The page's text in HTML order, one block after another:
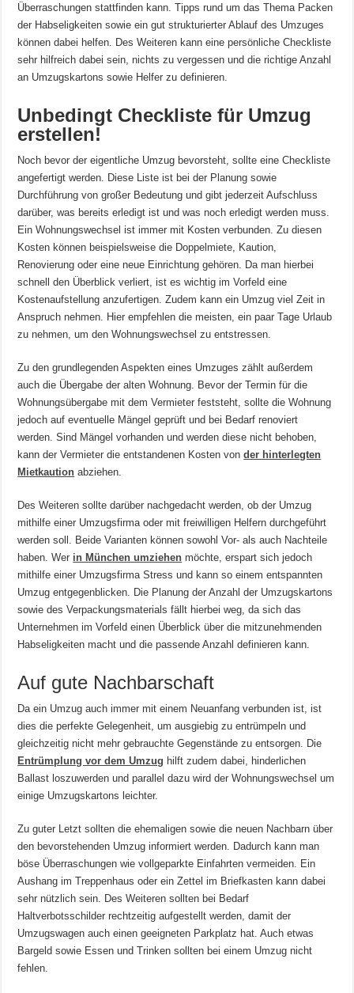
Überraschungen stattfinden kann. Tipps rund um das Thema Packen
der Habseligkeiten sowie ein gut strukturierter Ablauf des Umzuges
können dabei helfen. Des Weiteren kann eine persönliche Checkliste
sehr hilfreich dabei sein, nichts zu vergessen und die richtige Anzahl
an Umzugskartons sowie Helfer zu definieren.
Unbedingt Checkliste für Umzug
erstellen!
Noch bevor der eigentliche Umzug bevorsteht, sollte eine Checkliste
angefertigt werden. Diese Liste ist bei der Planung sowie
Durchführung von großer Bedeutung und gibt jederzeit Aufschluss
darüber, was bereits erledigt ist und was noch erledigt werden muss.
Ein Wohnungswechsel ist immer mit Kosten verbunden. Zu diesen
Kosten können beispielsweise die Doppelmiete, Kaution,
Renovierung oder eine neue Einrichtung gehören. Da man hierbei
schnell den Überblick verliert, ist es wichtig im Vorfeld eine
Kostenaufstellung anzufertigen. Zudem kann ein Umzug viel Zeit in
Anspruch nehmen. Hier empfehlen die meisten, ein paar Tage Urlaub
zu nehmen, um den Wohnungswechsel zu entstressen.
Zu den grundlegenden Aspekten eines Umzuges zählt außerdem
auch die Übergabe der alten Wohnung. Bevor der Termin für die
Wohnungsübergabe mit dem Vermieter feststeht, sollte die Wohnung
jedoch auf eventuelle Mängel geprüft und bei Bedarf renoviert
werden. Sind Mängel vorhanden und werden diese nicht behoben,
kann der Vermieter die entstandenen Kosten vonder hinterlegten
Mietkaution abziehen.
Des Weiteren sollte darüber nachgedacht werden, ob der Umzug
mithilfe einer Umzugsfirma oder mit freiwilligen Helfern durchgeführt
werden soll. Beide Varianten können sowohl Vor- als auch Nachteile
haben. Wer in München umziehen möchte, erspart sich jedoch
mithilfe einer Umzugsfirma Stress und kann so einem entspannten
Umzug entgegenblicken. Die Planung der Anzahl der Umzugskartons
sowie des Verpackungsmaterials fällt hierbei weg, da sich das
Unternehmen im Vorfeld einen Überblick über die mitzunehmenden
Habseligkeiten macht und die passende Anzahl definieren kann.
Auf gute Nachbarschaft
Da ein Umzug auch immer mit einem Neuanfang verbunden ist, ist
dies die perfekte Gelegenheit, um ausgiebig zu entrümpeln und
gleichzeitig nicht mehr gebrauchte Gegenstände zu entsorgen. Die
Entrümplung vor dem Umzug hilft zudem dabei, hinderlichen
Ballast loszuwerden und parallel dazu wird der Wohnungswechsel um
einige Umzugskartons leichter.
Zu guter Letzt sollten die ehemaligen sowie die neuen Nachbarn über
den bevorstehenden Umzug informiert werden. Dadurch kann man
böse Überraschungen wie vollgeparkte Einfahrten vermeiden. Ein
Aushang im Treppenhaus oder ein Zettel im Briefkasten kann dabei
sehr nützlich sein. Des Weiteren sollten bei Bedarf
Haltverbotsschilder rechtzeitig aufgestellt werden, damit der
Umzugswagen auch einen geeigneten Parkplatz hat. Auch etwas
Bargeld sowie Essen und Trinken sollten bei einem Umzug nicht
fehlen.